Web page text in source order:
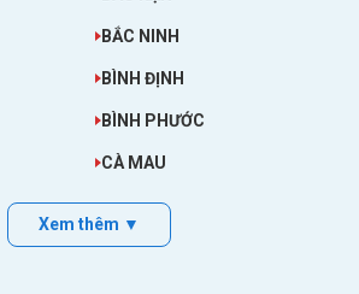
BẮC NINH
BÌNH ĐỊNH
BÌNH PHƯỚC
CÀ MAU
Xem thêm ▼